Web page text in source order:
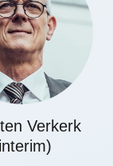
Verkerk